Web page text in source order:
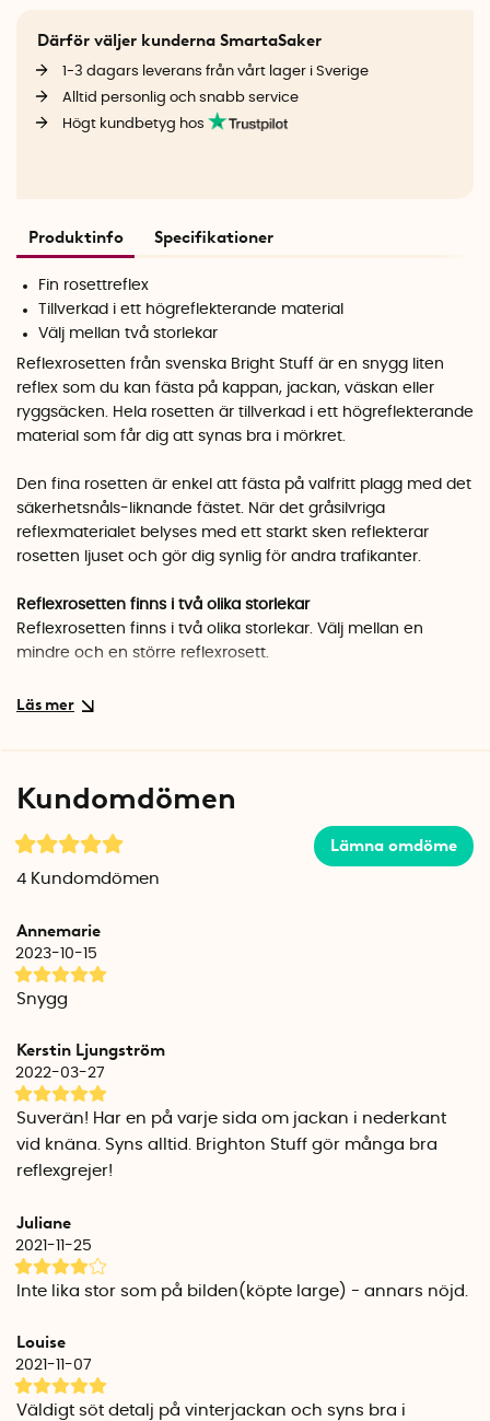
Därför väljer kunderna SmartaSaker
1-3 dagars leverans från vårt lager i Sverige
Alltid personlig och snabb service
Högt kundbetyg hos
Produktinfo Specifikationer
Fin rosettreflex
Tillverkad i ett högreflekterande material
Välj mellan två storlekar
Reflexrosetten från svenska Bright Stuff är en snygg liten
reflex som du kan fästa på kappan, jackan, väskan eller
ryggsäcken. Hela rosetten är tillverkad i ett högreflekterande
material som får dig att synas bra i mörkret.
Den fina rosetten är enkel att fästa på valfritt plagg med det
säkerhetsnåls-liknande fästet. När det gråsilvriga
reflexmaterialet belyses med ett starkt sken reflekterar
rosetten ljuset och gör dig synlig för andra trafikanter.
Reflexrosetten finns i två olika storlekar
Reflexrosetten finns i två olika storlekar. Välj mellan en
mindre och en större reflexrosett.
Small
Vikt: ca 10 gram
Large
Bredd: 12,5 cm
Om designern Frida Hardegård
civilingenjör och ekonom vid LTU och bor numera i
Stockholm. Fridas ständiga flöde av idéer har resulterat i
flera fina reflexprodukter. Till exempel har Frida även tagit
fram en tjusig
Reflexscrunchie
som du kan sätta upp håret
Material rosett: Återanvänd polyester
Material säkerhetsnål: Återvunnen aluminium
Säkerhetsnålsfäste: Bredd 3 cm, Höjd 1 cm, Djup 0,5 cm
Reflexrosetterna är inte CE-märkta och ska endast
Kundomdömen
Lämna omdöme
4 Kundomdömen
Annemarie
2023-10-15
Snygg
Kerstin Ljungström
2022-03-27
Suverän! Har en på varje sida om jackan i nederkant
vid knäna. Syns alltid. Brighton Stuff gör många bra
reflexgrejer!
Juliane
2021-11-25
Inte lika stor som på bilden(köpte large) - annars nöjd.
Louise
2021-11-07
Väldigt söt detalj på vinterjackan och syns bra i